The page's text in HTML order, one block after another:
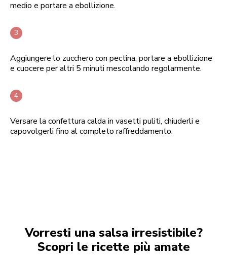
medio e portare a ebollizione.
Aggiungere lo zucchero con pectina, portare a ebollizione
e cuocere per altri 5 minuti mescolando regolarmente.
Versare la confettura calda in vasetti puliti, chiuderli e
capovolgerli fino al completo raffreddamento.
Vorresti una salsa irresistibile?
Scopri le ricette più amate